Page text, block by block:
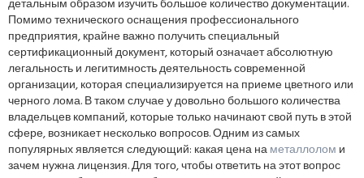
детальным образом изучить большое количество документации.
Помимо технического оснащения профессионального
предприятия, крайне важно получить специальный
сертификационный документ, который означает абсолютную
легальность и легитимность деятельность современной
организации, которая специализируется на приеме цветного или
черного лома. В таком случае у довольно большого количества
владельцев компаний, которые только начинают свой путь в этой
сфере, возникает несколько вопросов. Одним из самых
популярных является следующий: какая цена наметаллолом и
зачем нужна лицензия. Для того, чтобы ответить на этот вопрос